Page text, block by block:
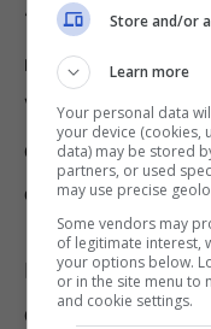
“Vanilla
molto costoso
Viene usato per
dolci, bevande,
cosmetica.
Ma oltre a
questi bellissimi
Store and/or
Learn more
Your personal data
your device (cookies,
data) may be stored
partners, or used
may use precise
Some vendors may
of legitimate interest,
your options below.
or in the site menu to
and cookie settings.